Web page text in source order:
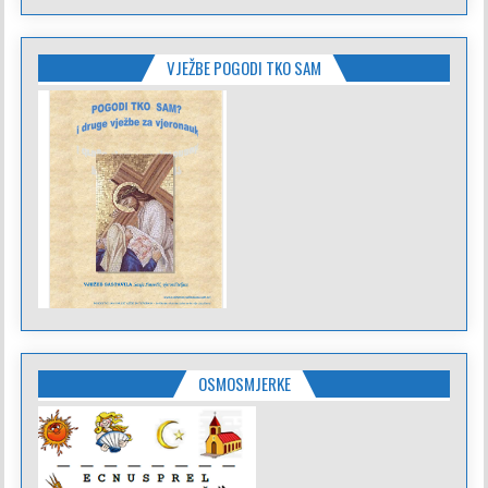
VJEŽBE POGODI TKO SAM
OSMOSMJERKE